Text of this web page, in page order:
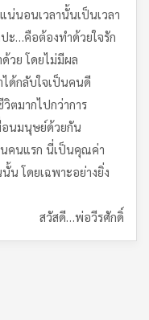
นอนเวลานั้นเป็นเวลา
ะ…คือต้องทำด้วยใจรัก
วย โดยไม่มีผล
ด้กลับใจเป็นคนดี
ตมากไปกว่าการ
อนมนุษย์ด้วยกัน
คนแรก นี่เป็นคุณค่า
น โดยเฉพาะอย่างยิ่ง
สวัสดี…พ่อวีรศักดิ์